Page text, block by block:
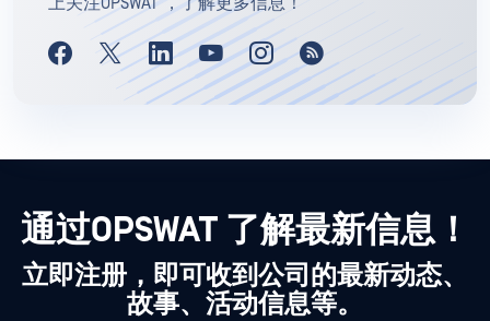
通过OPSWAT 了解最新信息！
立即注册，即可收到公司的最新动态、
故事、活动信息等。